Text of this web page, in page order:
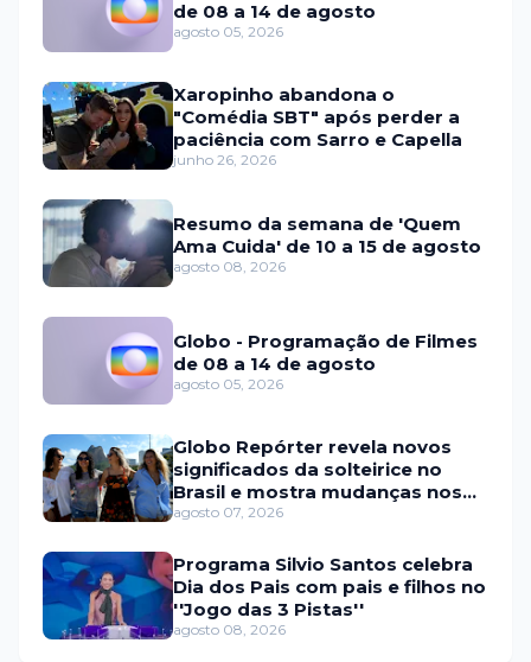
de 08 a 14 de agosto
agosto 05, 2026
Xaropinho abandona o
"Comédia SBT" após perder a
paciência com Sarro e Capella
junho 26, 2026
Resumo da semana de 'Quem
Ama Cuida' de 10 a 15 de agosto
agosto 08, 2026
Globo - Programação de Filmes
de 08 a 14 de agosto
agosto 05, 2026
Globo Repórter revela novos
significados da solteirice no
Brasil e mostra mudanças nos
relacionamentos
agosto 07, 2026
Programa Silvio Santos celebra
Dia dos Pais com pais e filhos no
''Jogo das 3 Pistas''
agosto 08, 2026